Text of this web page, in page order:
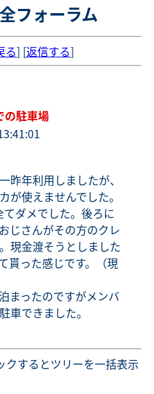
フォーラム
る] [返信する]
の駐車場
昨年利用しましたが、
が使えませんでした。
ダメでした。後ろに
じさんがその方のクレ
現金渡そうとしました
貰った感じです。（現
まったのですがメンバ
車できました。
クするとツリーを一括表示